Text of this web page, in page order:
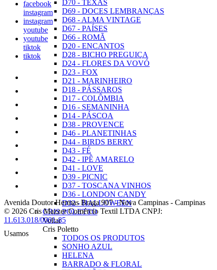
D70 - TEXAS
D69 - DOCES LEMBRANÇAS
D68 - ALMA VINTAGE
D67 - PAÍSES
D66 - ROMÃ
D20 - ENCANTOS
D28 - BICHO PREGUIÇA
D24 - FLORES DA VOVÓ
D23 - FOX
D21 - MARINHEIRO
D18 - PÁSSAROS
D17 - COLÔMBIA
D16 - SEMANINHA
D14 - PÁSCOA
D38 - PROVENCE
D46 - PLANETINHAS
D44 - BIRDS BERRY
D43 - FÉ
D42 - IPÊ AMARELO
D41 - LOVE
D39 - PICNIC
D37 - TOSCANA VINHOS
D36 - LONDON CANDY
D32 - HALLOWEEN
CRIS POLETTO
Voltar
Cris Poletto
TODOS OS PRODUTOS
SONHO AZUL
HELENA
BARRADO & FLORAL
facebook
instagram
instagram
youtube
youtube
tiktok
tiktok
Avenida Doutor Hermas Braga 907-Nova Campinas - Campinas
© 2026 Cris Mazzer Comércio Textil LTDA CNPJ:
11.613.018/0001-85
Usamos